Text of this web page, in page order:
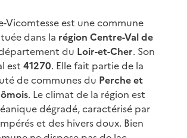
Vicomtesse est une commune
dans la région Centre-Val de
du Loir-et-Cher. Son
est 41270. Elle fait partie de la
de communes du Perche et
. Le climat de la région est
dégradé, caractérisé par
et des hivers doux. Bien